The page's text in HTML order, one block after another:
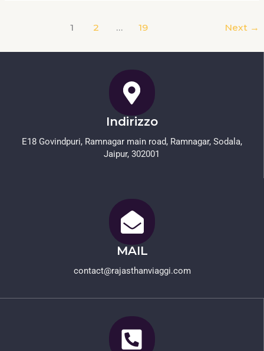
1 2 … 19 Next →
Indirizzo
E18 Govindpuri, Ramnagar main road, Ramnagar, Sodala,
Jaipur, 302001
MAIL
contact@rajasthanviaggi.com​